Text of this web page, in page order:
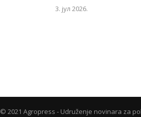
3. јул 2026.
© 2021 Agropress - Udruženje novinara za